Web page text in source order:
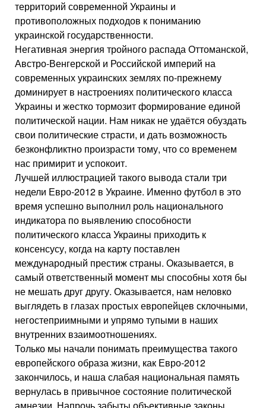
территорий современной Украины и
противоположных подходов к пониманию
украинской государственности.
Негативная энергия тройного распада Оттоманской,
Австро-Венгерской и Российской империй на
современных украинских землях по-прежнему
доминирует в настроениях политического класса
Украины и жестко тормозит формирование единой
политической нации. Нам никак не удаётся обуздать
свои политические страсти, и дать возможность
безконфликтно произрасти тому, что со временем
нас примирит и успокоит.
Лучшей иллюстрацией такого вывода стали три
недели Евро-2012 в Украине. Именно футбол в это
время успешно выполнил роль национального
индикатора по выявлению способности
политического класса Украины приходить к
консенсусу, когда на карту поставлен
международный престиж страны. Оказывается, в
самый ответственный момент мы способны хотя бы
не мешать друг другу. Оказывается, нам неловко
выглядеть в глазах простых европейцев склочными,
негостеприимными и упрямо тупыми в наших
внутренних взаимоотношениях.
Только мы начали понимать преимущества такого
европейского образа жизни, как Евро-2012
закончилось, и наша слабая национальная память
вернулась в привычное состояние политической
амнезии. Напрочь забыты объективные законы